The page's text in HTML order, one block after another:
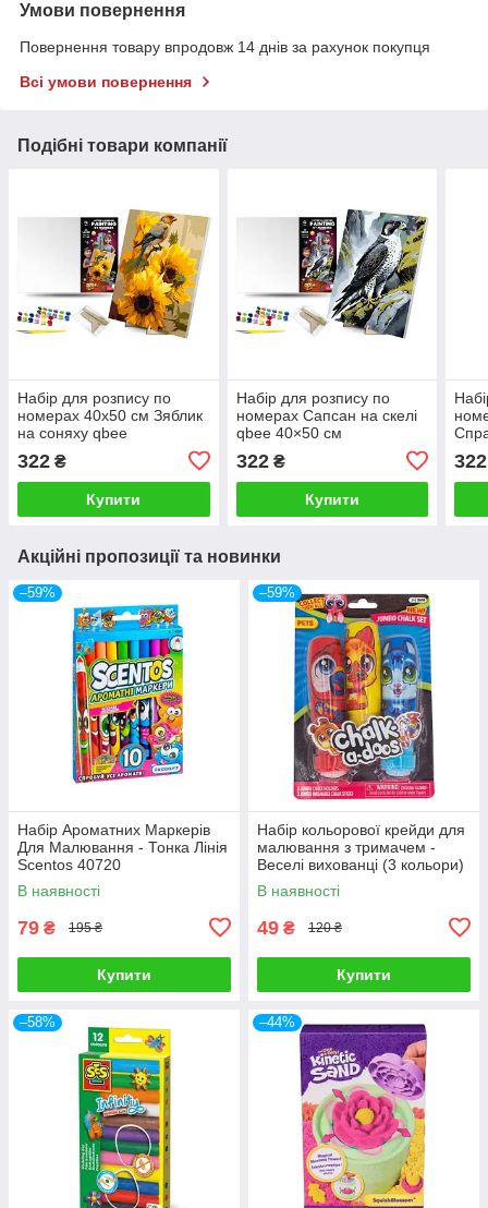
Умови повернення
Повернення товару впродовж 14 днів за рахунок покупця
Всі умови повернення
Подібні товари компанії
Набір для розпису по
номерах 40х50 см Зяблик
на соняху qbee
322 ₴
Купити
Набір для розпису по
номерах Сапсан на скелі
qbee 40×50 см
322₴
Купити
322
Акційні пропозиції та новинки
–59%
Набір Ароматних Маркерів
Для Малювання - Тонка Лінія
Scentos 40720
В наявності
79 ₴ 195 ₴
Купити
–59%
Набір кольорової крейди для
малювання з тримачем -
Веселі вихованці (3 кольори)
Scentos 13698
В наявності
49 ₴ 120 ₴
Купити
–58% –44%